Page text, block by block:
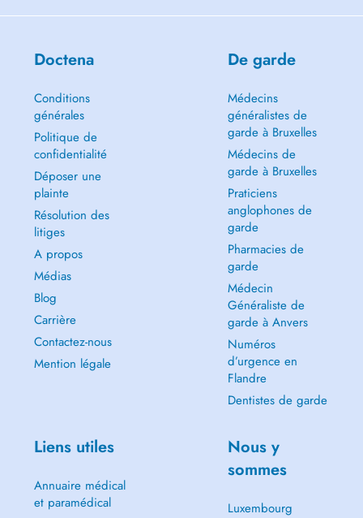
Doctena
Conditions
générales
Politique de
confidentialité
Déposer une
plainte
Résolution des
litiges
A propos
Médias
Blog
Carrière
Contactez-nous
Mention légale
De garde
Médecins
généralistes de
garde à Bruxelles
Médecins de
garde à Bruxelles
Praticiens
anglophones de
garde
Pharmacies de
garde
Médecin
Généraliste de
garde à Anvers
Numéros
d’urgence en
Flandre
Dentistes de garde
Liens utiles
Annuaire médical
et paramédical
Nous y
sommes
Luxembourg